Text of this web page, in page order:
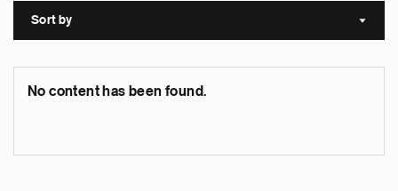
Sort by Sort
No content has been found.